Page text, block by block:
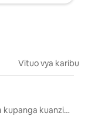
Vituo vya karibu
Nyumba za kupanga kuanzia mwezi mmoja